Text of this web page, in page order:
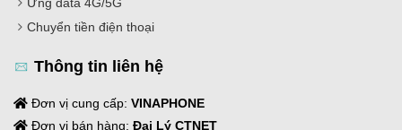
Chuyển tiền điện thoại
Thông tin liên hệ
Đơn vị cung cấp: VINAPHONE
Đơn vị bán hàng: Đại Lý CTNET